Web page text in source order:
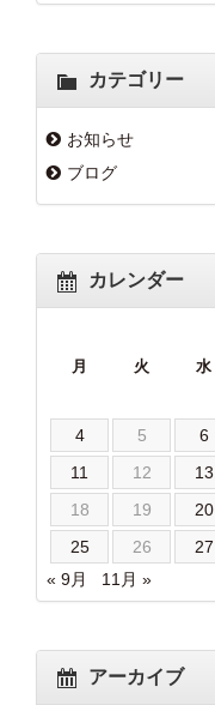
カテゴリー
お知らせ
ブログ
カレンダー
月 火 水
4
5 6
11
12 13
18
19 20
25
26 27
« 9月
11月 »
アーカイブ